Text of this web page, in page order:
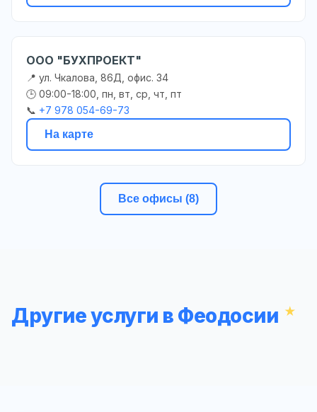
ООО "БУХПРОЕКТ"
📍 ул. Чкалова, 86Д, офис. 34
🕒 09:00-18:00, пн, вт, ср, чт, пт
📞 +7 978 054-69-73
На карте
Все офисы (8)
Другие услуги в Феодосии